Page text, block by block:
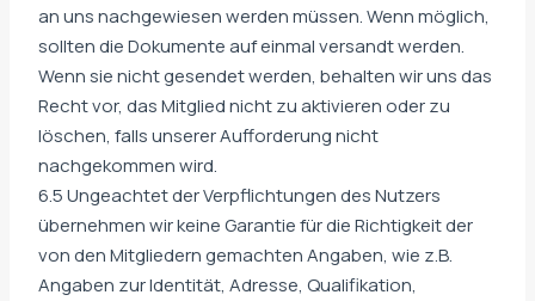
an uns nachgewiesen werden müssen. Wenn möglich,
sollten die Dokumente auf einmal versandt werden.
Wenn sie nicht gesendet werden, behalten wir uns das
Recht vor, das Mitglied nicht zu aktivieren oder zu
löschen, falls unserer Aufforderung nicht
nachgekommen wird.
6.5 Ungeachtet der Verpflichtungen des Nutzers
übernehmen wir keine Garantie für die Richtigkeit der
von den Mitgliedern gemachten Angaben, wie z.B.
Angaben zur Identität, Adresse, Qualifikation,